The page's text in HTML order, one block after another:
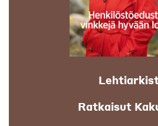
Ratkaisut